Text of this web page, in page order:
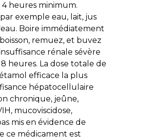
heures minimum.
exemple eau, lait, jus
Boire immédiatement
remuez, et buvez
rénale sévère
heures. La dose totale de
efficace la plus
hépatocellulaire
chronique, jeûne,
mucoviscidose,
mis en évidence de
ce médicament est